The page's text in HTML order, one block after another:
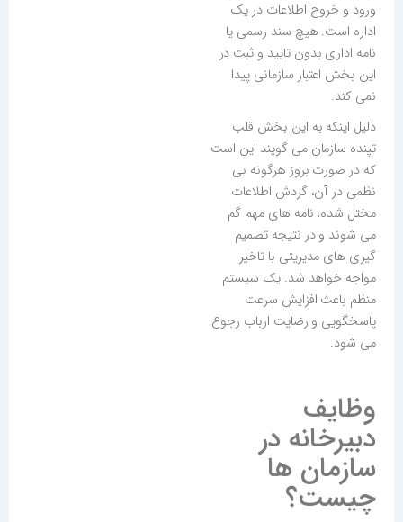
ورود و خروج اطلاعات در یک
اداره است. هیچ سند رسمی یا
نامه اداری بدون تایید و ثبت در
این بخش اعتبار سازمانی پیدا
نمی کند.
دلیل اینکه به این بخش قلب
تپنده سازمان می گویند این است
که در صورت بروز هرگونه بی
نظمی در آن، گردش اطلاعات
مختل شده، نامه های مهم گم
می شوند و در نتیجه تصمیم
گیری های مدیریتی با تاخیر
مواجه خواهد شد. یک سیستم
منظم باعث افزایش سرعت
پاسخگویی و رضایت ارباب رجوع
می شود.
وظایف
دبیرخانه در
سازمان ها
چیست؟